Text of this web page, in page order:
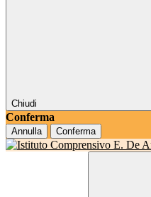
Chiudi
Conferma
Annulla Conferma